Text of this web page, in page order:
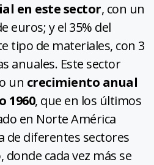
en este sector, con un
euros; y el 35% del
tipo de materiales, con 3
anuales. Este sector
un crecimiento anual
1960, que en los últimos
en Norte América
de diferentes sectores
cada vez más se